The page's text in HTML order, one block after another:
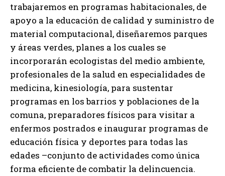
trabajaremos en programas habitacionales, de
apoyo a la educación de calidad y suministro de
material computacional, diseñaremos parques
y áreas verdes, planes a los cuales se
incorporarán ecologistas del medio ambiente,
profesionales de la salud en especialidades de
medicina, kinesiología, para sustentar
programas en los barrios y poblaciones de la
comuna, preparadores físicos para visitar a
enfermos postrados e inaugurar programas de
educación física y deportes para todas las
edades –conjunto de actividades como única
forma eficiente de combatir la delincuencia.